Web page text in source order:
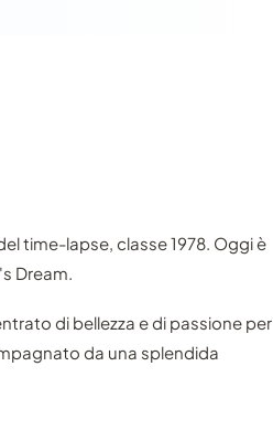
time-lapse, classe 1978. Oggi è
Dream.
di bellezza e di passione per
da una splendida